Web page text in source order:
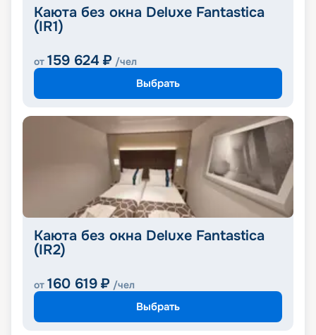
Каюта без окна Deluxe Fantastica
(IR1)
от 159 624 ₽ /чел
Выбрать
Каюта без окна Deluxe Fantastica
(IR2)
от 160 619 ₽ /чел
Выбрать